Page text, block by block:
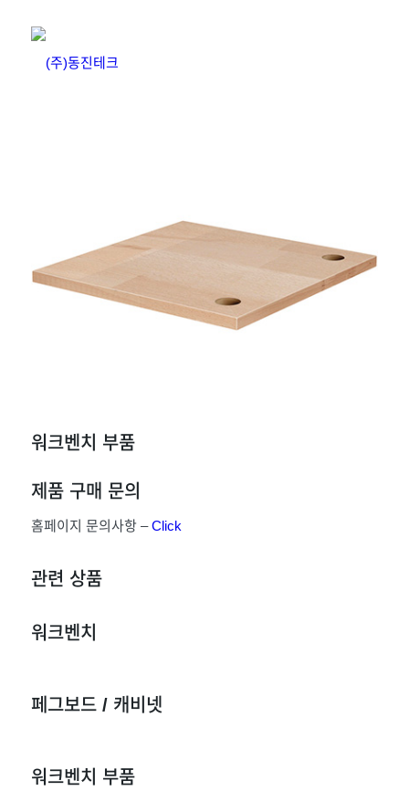
워크벤치 부품
제품 구매 문의
홈페이지 문의사항 –Click
관련 상품
워크벤치
페그보드 / 캐비넷
워크벤치 부품